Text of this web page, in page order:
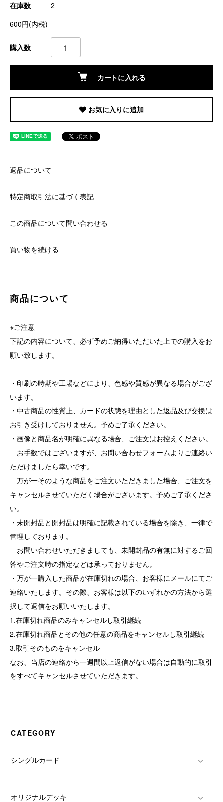
在庫数
2
600円(内税)
購入数
カートに入れる
お気に入りに追加
返品について
特定商取引法に基づく表記
この商品について問い合わせる
買い物を続ける
商品について
※ご注意
下記の内容について、必ず予めご納得いただいた上での購入をお
願い致します。
・印刷の時期や工場などにより、色感や質感が異なる場合がござ
います。
・中古商品の性質上、カードの状態を理由とした返品及び交換は
お引き受けしておりません。予めご了承ください。
・画像と商品名が明確に異なる場合、ご注文はお控えください。
お手数ではございますが、お問い合わせフォームよりご連絡い
ただけましたら幸いです。
万が一そのような商品をご注文いただきました場合、ご注文を
キャンセルさせていただく場合がございます。予めご了承くださ
い。
・未開封品と開封品は明確に記載されている場合を除き、一律で
管理しております。
お問い合わせいただきましても、未開封品の有無に対するご回
答やご注文時の指定などは承っておりません。
・万が一購入した商品が在庫切れの場合、お客様にメールにてご
連絡いたします。その際、お客様は以下のいずれかの方法から選
択して返信をお願いいたします。
1.在庫切れ商品のみキャンセルし取引継続
2.在庫切れ商品とその他の任意の商品をキャンセルし取引継続
3.取引そのものをキャンセル
なお、当店の連絡から一週間以上返信がない場合は自動的に取引
をすべてキャンセルさせていただきます。
CATEGORY
シングルカード
オリジナルデッキ